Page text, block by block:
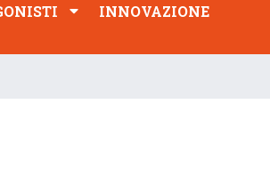
INNOVAZIONE